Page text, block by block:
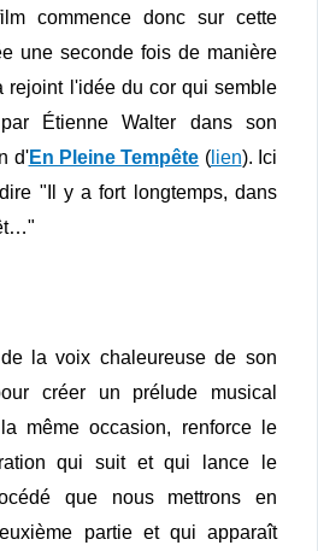
commence donc sur cette
une seconde fois de manière
rejoint l'idée du cor qui semble
Étienne Walter dans son
d'En Pleine Tempête (lien). Ici
"Il y a fort longtemps, dans
la voix chaleureuse de son
créer un prélude musical
même occasion, renforce le
qui suit et qui lance le
que nous mettrons en
partie et qui apparaît